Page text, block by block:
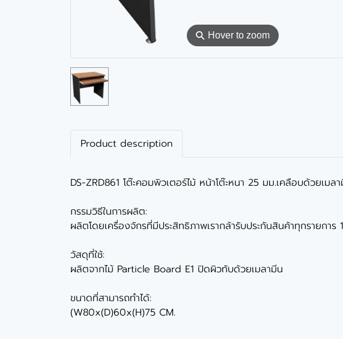
⚲ Hover to zoom
Product description
DS-ZRD861 โต๊ะคอมพิวเตอร์ไม้ หน้าโต๊ะหนา 25 มม.เคลือบด้วยเม
กรรมวิธีในการผลิต:
ผลิตโดยเครื่องจักรที่มีประสิทธิภาพเรากล้ารับประกันสินค้าทุกรายการ
วัสดุที่ใช้:
ผลิตจากไม้ Particle Board E1 ปิดผิวทับด้วยเมลามีน
ขนาดที่สามารถทำได้:
(W80x(D)60x(H)75 CM.